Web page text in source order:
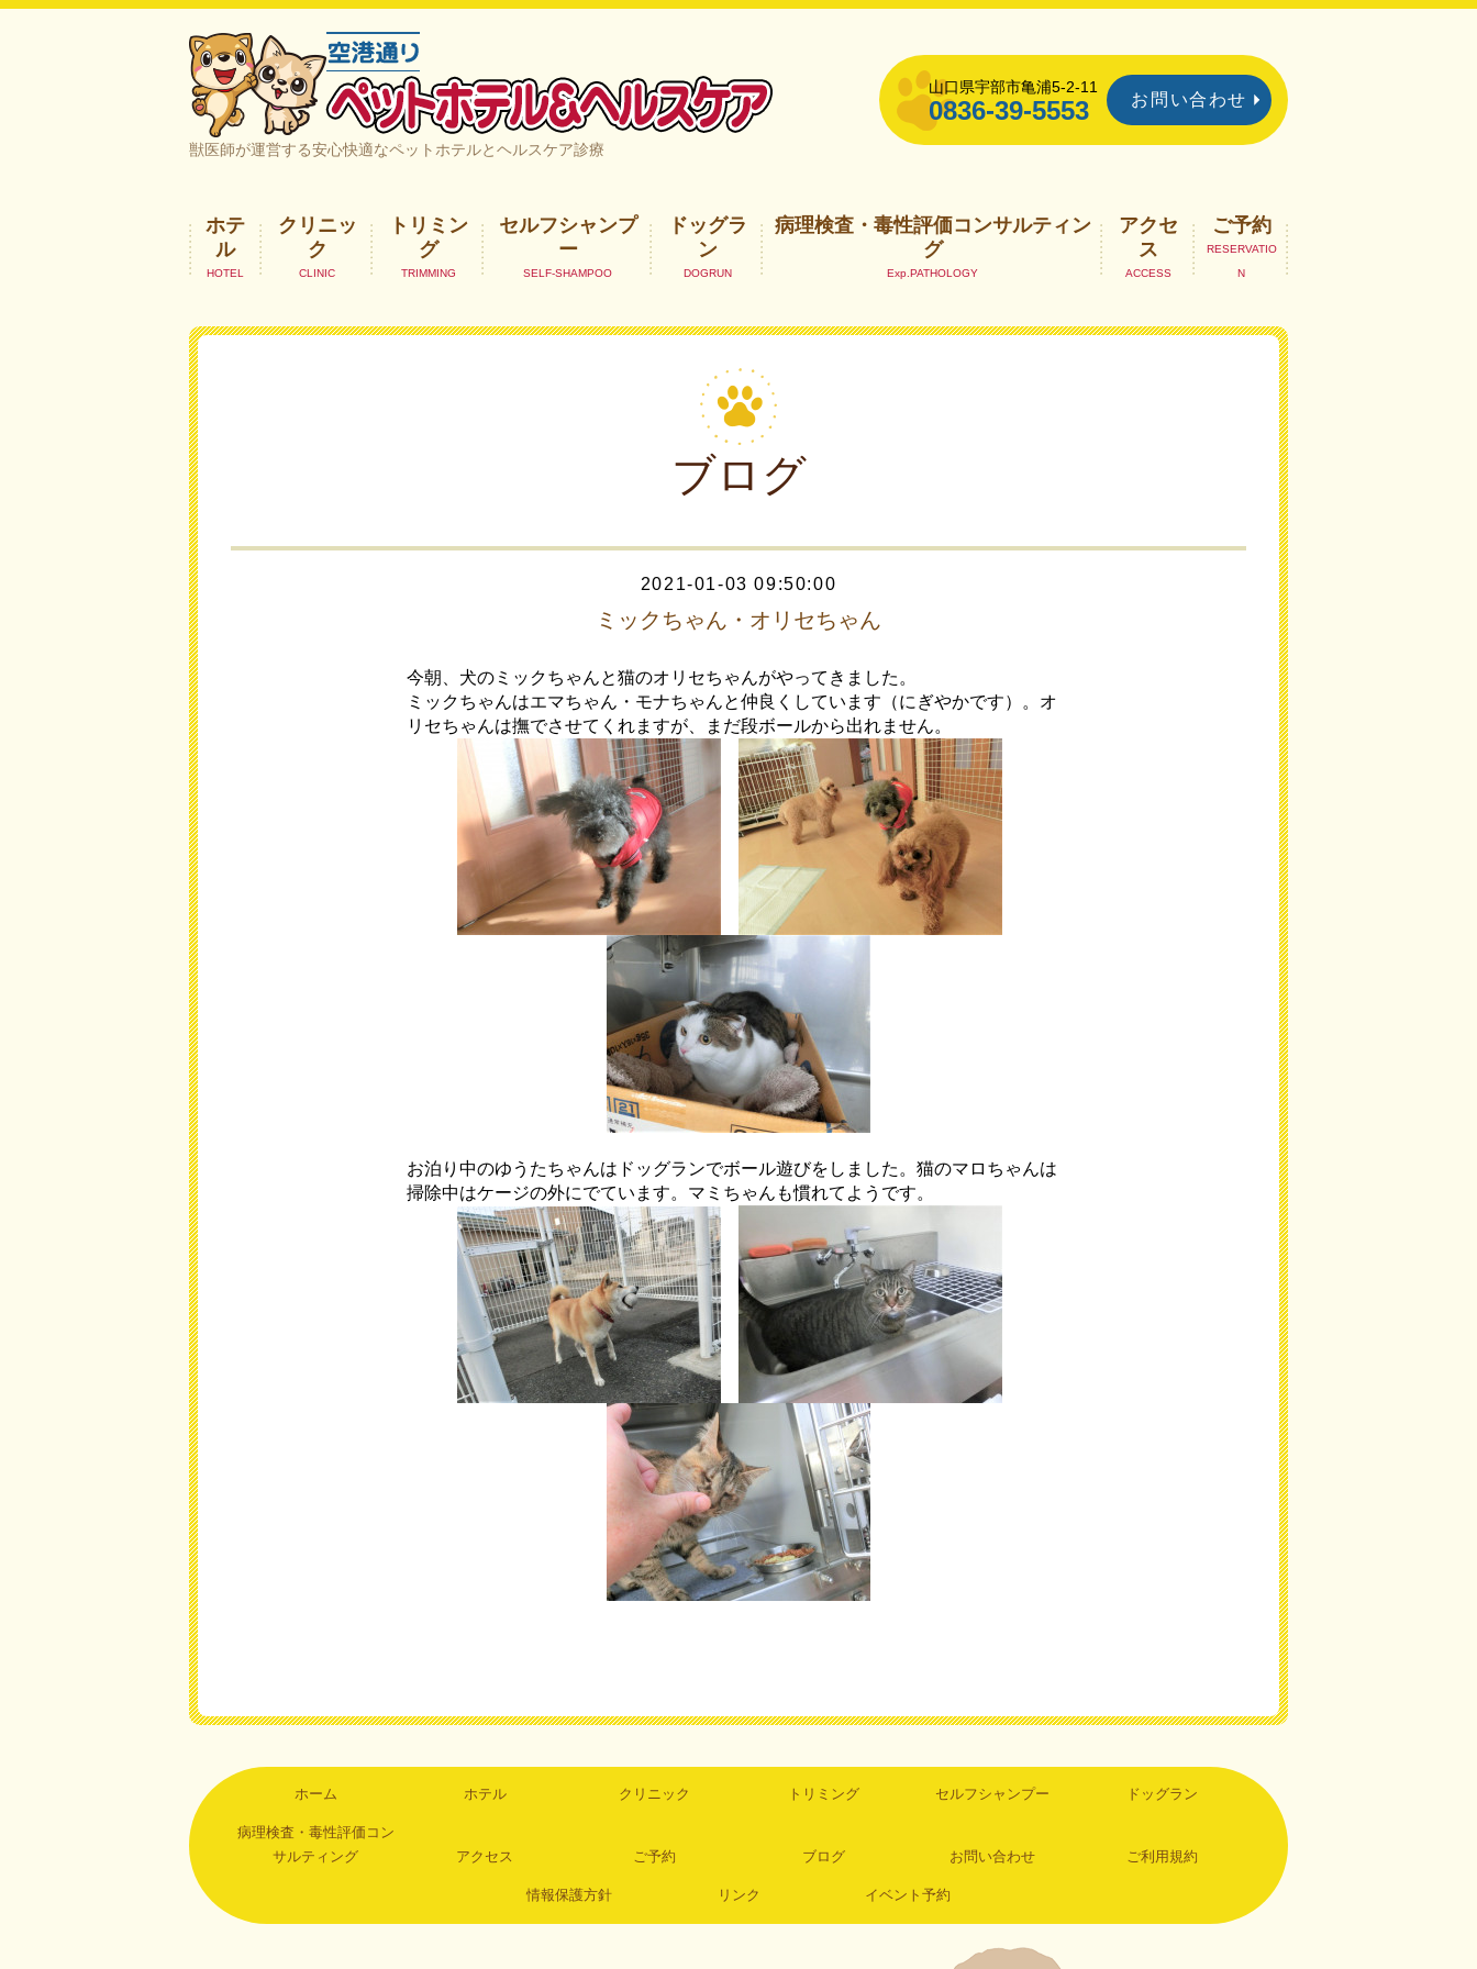
空港通りペットホテル＆ヘルスケア｜山口県宇部市
獣医師が運営する安心快適なペットホテルとヘルスケア診療
山口県宇部市亀浦5-2-11
0836-39-5553 お問い合わせ
ホテ
ル
クリニッ
ク
トリミン
グ
セルフシャンプ
ー
ドッグラ
ン
病理検査・毒性評価コンサルティン
グ
アクセ
ス
ご予約
ブログ
2021-01-03 09:50:00
ミックちゃん・オリセちゃん
今朝、犬のミックちゃんと猫のオリセちゃんがやってきました。
ミックちゃんはエマちゃん・モナちゃんと仲良くしています（にぎやかです）。オ
リセちゃんは撫でさせてくれますが、まだ段ボールから出れません。
お泊り中のゆうたちゃんはドッグランでボール遊びをしました。猫のマロちゃんは
掃除中はケージの外にでています。マミちゃんも慣れてようです。
ホーム ホテル クリニック トリミング セルフシャンプー ドッグラン
病理検査・毒性評価コン
サルティング
アクセス ご予約 ブログ お問い合わせ ご利用規約
情報保護方針 リンク イベント予約